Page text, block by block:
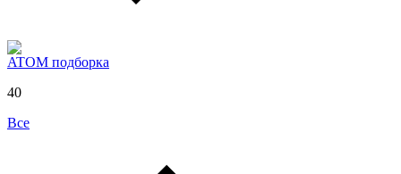
ATOM подборка
40
Все